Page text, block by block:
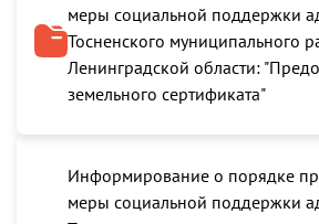
меры социальной поддержки
Тосненского муниципального
Ленинградской области:
земельного сертификата"
Информирование о порядке
меры социальной поддержки